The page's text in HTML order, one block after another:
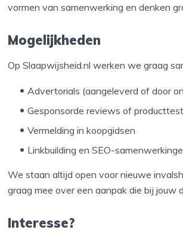
vormen van samenwerking en denken
Mogelijkheden
Op Slaapwijsheid.nl werken we graag
Advertorials (aangeleverd of door
Gesponsorde reviews of
Vermelding in koopgidsen
Linkbuilding en SEO-
We staan altijd open voor nieuwe
graag mee over een aanpak die bij jouw
Interesse?